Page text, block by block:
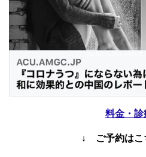
料金・診
↓ ご予約は